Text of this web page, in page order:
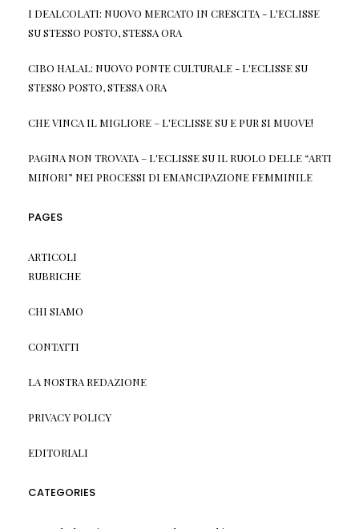
I DEALCOLATI: NUOVO MERCATO IN CRESCITA - L'ECLISSE
SUSTESSO POSTO, STESSA ORA
CIBO HALAL: NUOVO PONTE CULTURALE - L'ECLISSESU
STESSO POSTO, STESSA ORA
CHE VINCA IL MIGLIORE – L'ECLISSESU E PUR SI MUOVE!
PAGINA NON TROVATA – L'ECLISSESU IL RUOLO DELLE “ARTI
MINORI” NEI PROCESSI DI EMANCIPAZIONE FEMMINILE
PAGES
ARTICOLI
RUBRICHE
CHI SIAMO
CONTATTI
LA NOSTRA REDAZIONE
PRIVACY POLICY
EDITORIALI
CATEGORIES